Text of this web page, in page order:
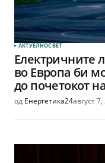
АКТУЕЛНОСВЕТ
Електричните
во Европа би
до почетокот
од Енергетика24август